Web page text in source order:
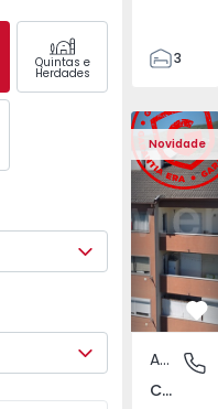
Quintas e
Herdades
3
138
153
2
Novidade
Apartamento T2
Covilhã
Apartamento
Covilhã e Canhoso, Castelo Branco